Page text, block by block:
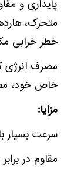
پایداری و
خطر خرابی
خاص خود،
مزایا:
سرعت بسیار
مقاوم در